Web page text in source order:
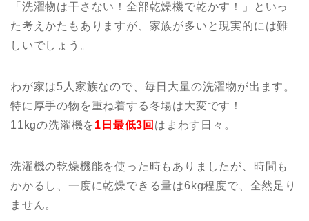
「洗濯物は干さない！全部乾燥機で乾かす！」といっ
た考えかたもありますが、家族が多いと現実的には難
しいでしょう。
わが家は5人家族なので、毎日大量の洗濯物が出ます。
特に厚手の物を重ね着する冬場は大変です！
11kgの洗濯機を 1日最低3回 はまわす日々。
洗濯機の乾燥機能を使った時もありましたが、時間も
かかるし、一度に乾燥できる量は6kg程度で、全然足り
ません。